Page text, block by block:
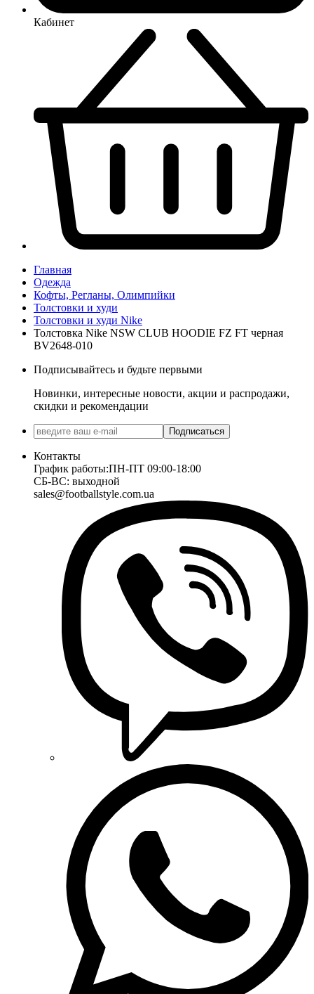
Кабинет
Главная
Одежда
Кофты, Регланы, Олимпийки
Толстовки и худи
Толстовки и худи Nike
Толстовка Nike NSW CLUB HOODIE FZ FT черная
BV2648-010
Подписывайтесь и будьте первыми
Новинки, интересные новости, акции и распродажи,
скидки и рекомендации
Подписаться
Контакты
График работы:ПН-ПТ 09:00-18:00
СБ-ВС: выходной
sales@footballstyle.com.ua